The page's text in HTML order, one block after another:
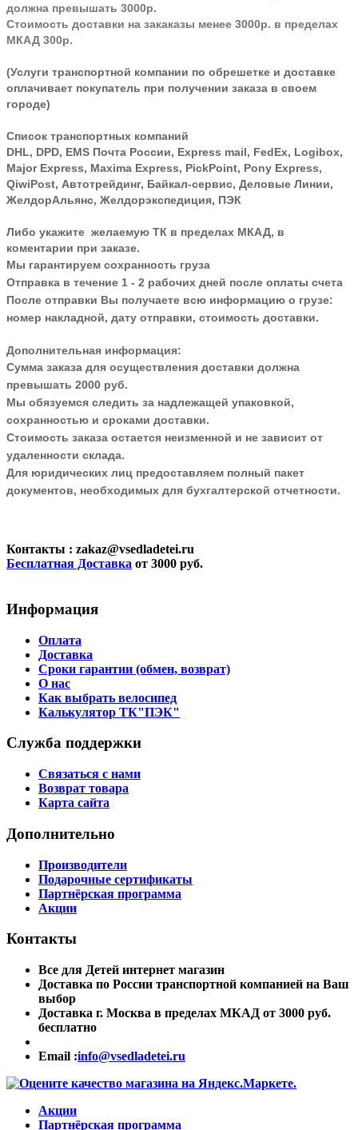
должна превышать 3000р.
Стоимость доставки на закаказы менее 3000р. в пределах
МКАД 300р.
(Услуги транспортной компании по обрешетке и доставке
оплачивает покупатель при получении заказа в своем
городе)
Список транспортных компаний
DHL, DPD, EMS Почта России, Express mail, FedEx, Logibox,
Major Express, Maxima Express, PickPoint, Pony Express,
QiwiPost, Автотрейдинг, Байкал-сервис, Деловые Линии,
ЖелдорАльянс, Желдорэкспедиция, ПЭК
Либо укажите желаемую ТК в пределах МКАД, в
коментарии при заказе.
Мы гарантируем сохранность груза
Отправка в течение 1 - 2 рабочих дней после оплаты счета
После отправки Вы получаете всю информацию о грузе:
номер накладной, дату отправки, стоимость доставки.
Дополнительная информация:
Сумма заказа для осуществления доставки должна
превышать 2000 руб.
Мы обязуемся следить за надлежащей упаковкой,
сохранностью и сроками доставки.
Стоимость заказа остается неизменной и не зависит от
удаленности склада.
Для юридических лиц предоставляем полный пакет
документов, необходимых для бухгалтерской отчетности.
Контакты : zakaz@vsedladetei.ru
Бесплатная Доставка от 3000 руб.
Информация
Оплата
Доставка
Сроки гарантии (обмен, возврат)
О нас
Как выбрать велосипед
Калькулятор ТК"ПЭК"
Служба поддержки
Связаться с нами
Возврат товара
Карта сайта
Дополнительно
Производители
Подарочные сертификаты
Партнёрская программа
Акции
Контакты
Все для Детей интернет магазин
Доставка по России транспортной компанией на Ваш
выбор
Доставка г. Москва в пределах МКАД от 3000 руб.
бесплатно
Email :info@vsedladetei.ru
Акции
Партнёрская программа